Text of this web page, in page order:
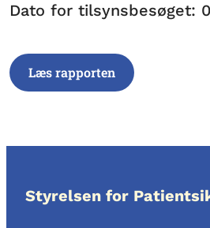
Dato for tilsynsbesøget:
Læs rapporten
Styrelsen for